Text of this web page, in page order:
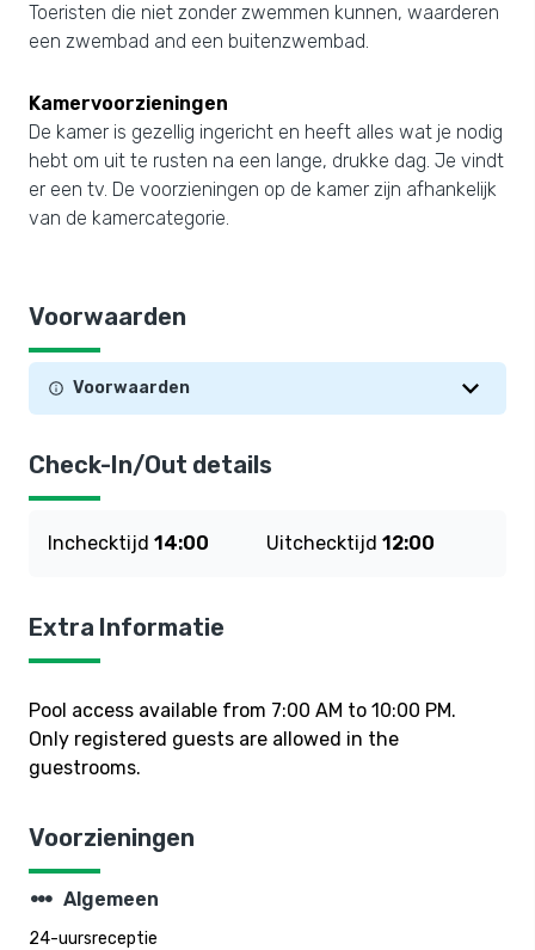
Toeristen die niet zonder zwemmen kunnen, waarderen
een zwembad and een buitenzwembad.
Kamervoorzieningen
De kamer is gezellig ingericht en heeft alles wat je nodig
hebt om uit te rusten na een lange, drukke dag. Je vindt
er een tv. De voorzieningen op de kamer zijn afhankelijk
van de kamercategorie.
Voorwaarden
Voorwaarden
Check-In/Out details
Inchecktijd 14:00 Uitchecktijd 12:00
Extra Informatie
Pool access available from 7:00 AM to 10:00 PM.
Only registered guests are allowed in the
guestrooms.
Voorzieningen
steppers Algemeen
24-uursreceptie